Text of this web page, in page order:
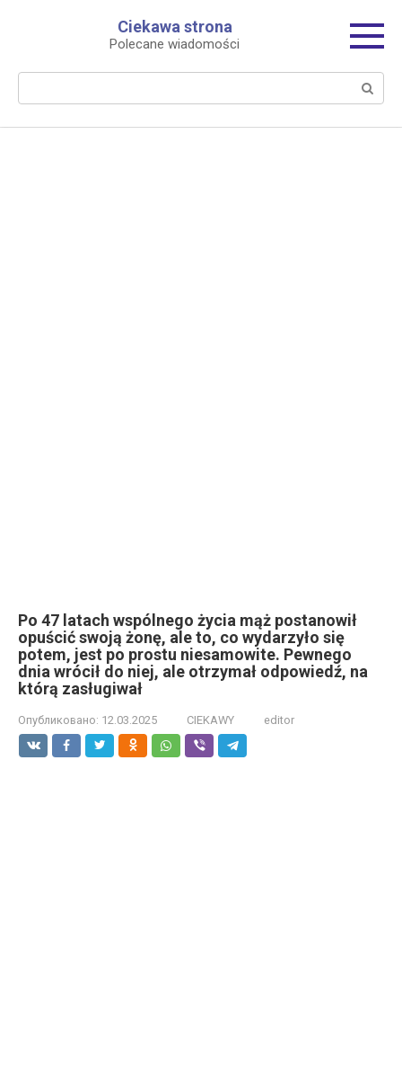
Ciekawa strona
Polecane wiadomości
Po 47 latach wspólnego życia mąż postanowił
opuścić swoją żonę, ale to, co wydarzyło się
potem, jest po prostu niesamowite. Pewnego
dnia wrócił do niej, ale otrzymał odpowiedź, na
którą zasługiwał
Опубликовано: 12.03.2025 CIEKAWY editor